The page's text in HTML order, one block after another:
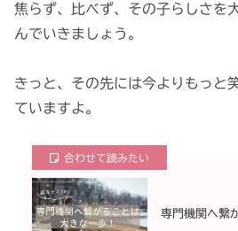
焦らず、比べず、その子らしさを
んでいきましょう。
きっと、その先には今よりもっと
ていますよ。
合わせて読みたい
専門機関へ繋